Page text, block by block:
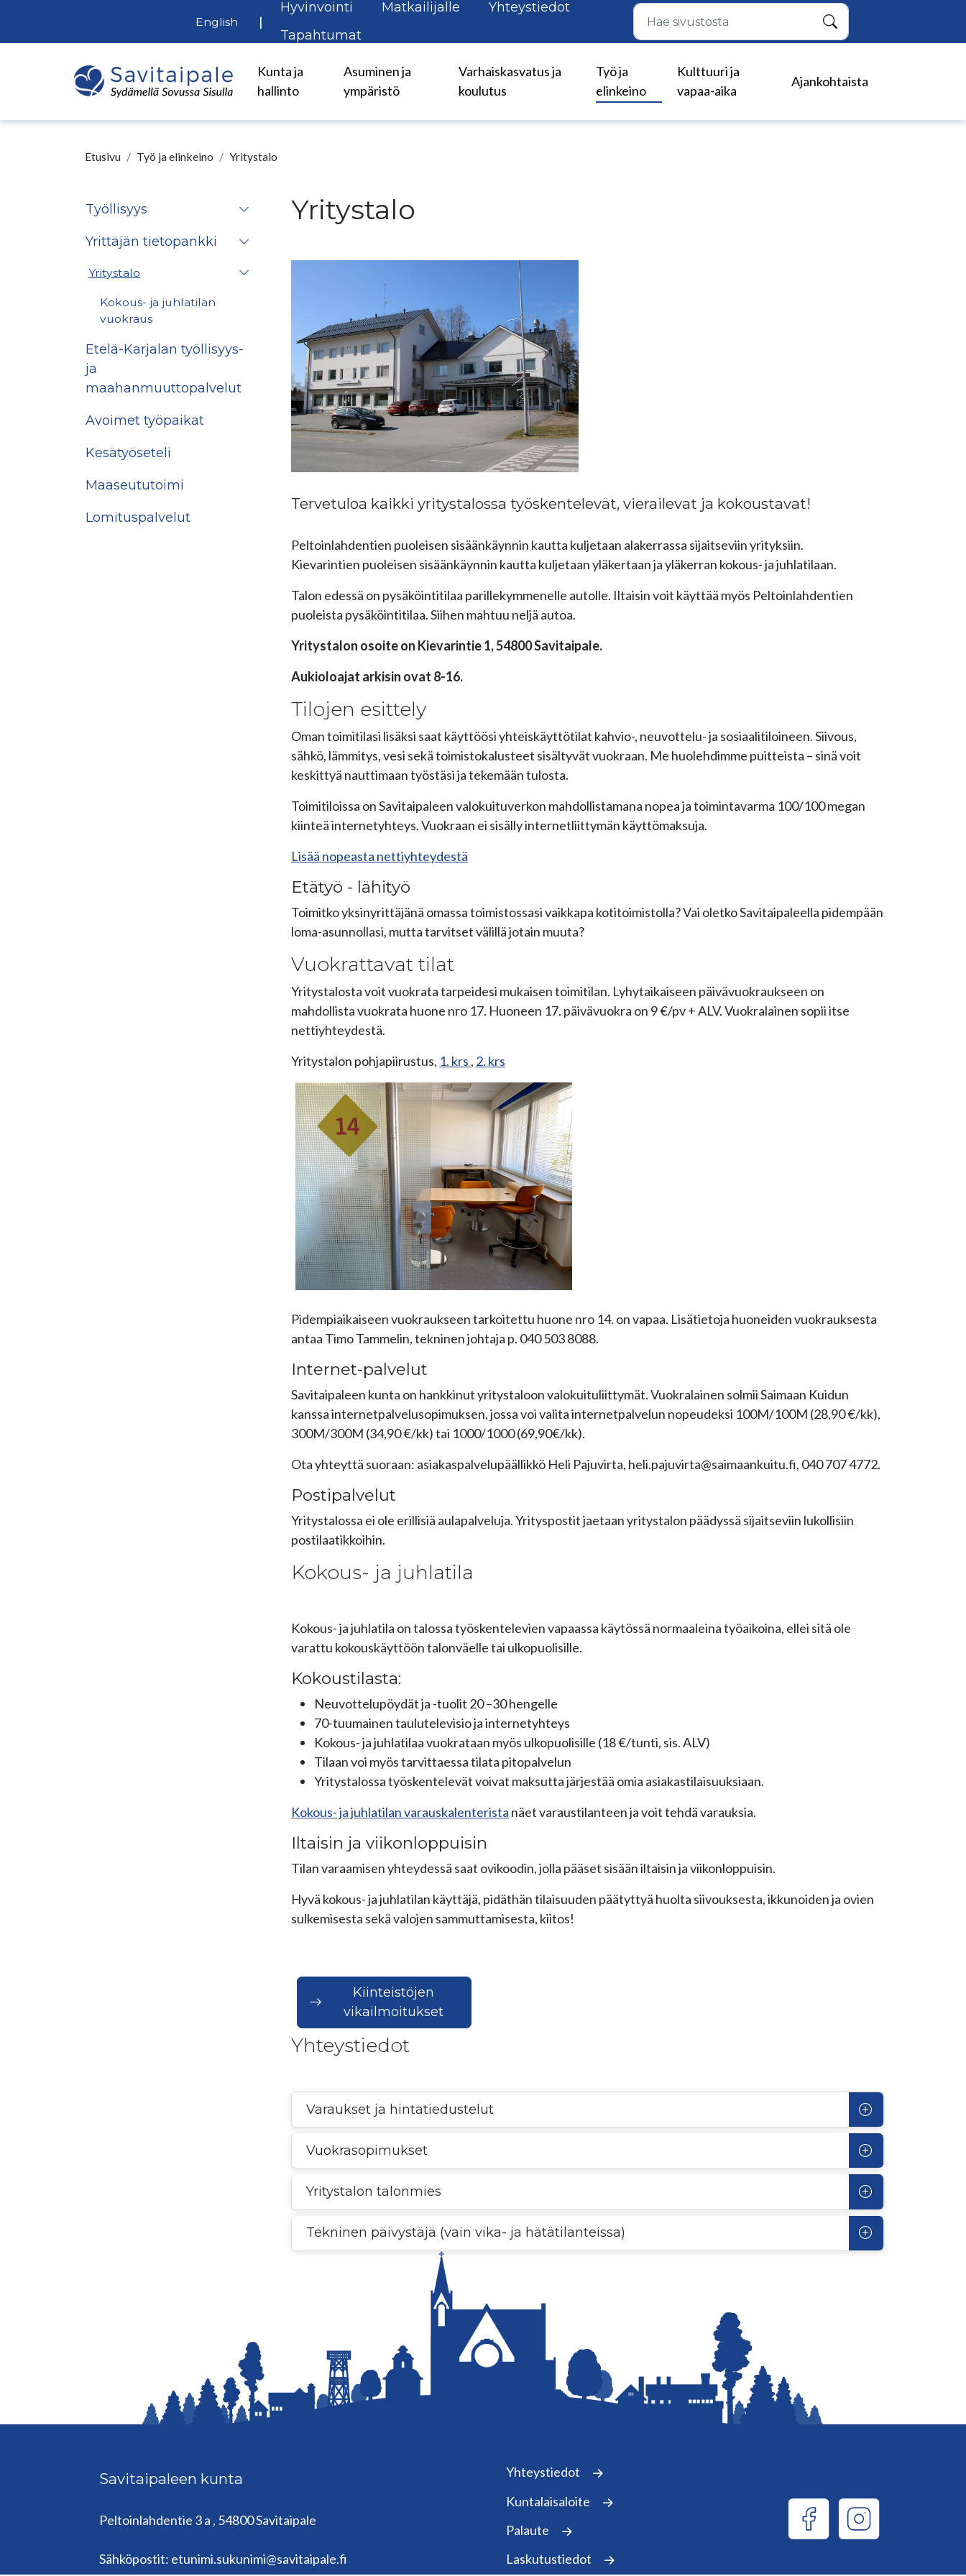
English |
Hyvinvointi Matkailijalle
Yhteystiedot
Tapahtumat
Hae
Kunta ja
hallinto
Asuminen ja
ympäristö
Varhaiskasvatus ja
koulutus
Työ ja
elinkeino
Kulttuuri ja
vapaa-aika
Ajankohtaista
Etusivu Työ ja elinkeino Yritystalo
Työllisyys
Yrittäjän tietopankki
Yritystalo
Kokous- ja juhlatilan
vuokraus
Etelä-Karjalan työllisyys-
ja
maahanmuuttopalvelut
Avoimet työpaikat
Kesätyöseteli
Maaseututoimi
Lomituspalvelut
Yritystalo
Tervetuloa kaikki yritystalossa työskentelevät, vierailevat ja kokoustavat!
Peltoinlahdentien puoleisen sisäänkäynnin kautta kuljetaan alakerrassa sijaitseviin yrityksiin.
Kievarintien puoleisen sisäänkäynnin kautta kuljetaan yläkertaan ja yläkerran kokous- ja juhlatilaan.
Talon edessä on pysäköintitilaa parillekymmenelle autolle. Iltaisin voit käyttää myös Peltoinlahdentien
puoleista pysäköintitilaa. Siihen mahtuu neljä autoa.
Yritystalon osoite on Kievarintie 1, 54800 Savitaipale.
Aukioloajat arkisin ovat 8-16.
Tilojen esittely
Oman toimitilasi lisäksi saat käyttöösi yhteiskäyttötilat kahvio-, neuvottelu- ja sosiaalitiloineen. Siivous,
sähkö, lämmitys, vesi sekä toimistokalusteet sisältyvät vuokraan. Me huolehdimme puitteista – sinä voit
keskittyä nauttimaan työstäsi ja tekemään tulosta.
Toimitiloissa on Savitaipaleen valokuituverkon mahdollistamana nopea ja toimintavarma 100/100 megan
kiinteä internetyhteys. Vuokraan ei sisälly internetliittymän käyttömaksuja.
Lisää nopeasta nettiyhteydestä
Etätyö - lähityö
Toimitko yksinyrittäjänä omassa toimistossasi vaikkapa kotitoimistolla? Vai oletko Savitaipaleella pidempään
loma-asunnollasi, mutta tarvitset välillä jotain muuta?
Vuokrattavat tilat
Yritystalosta voit vuokrata tarpeidesi mukaisen toimitilan. Lyhytaikaiseen päivävuokraukseen on
mahdollista vuokrata huone nro 17. Huoneen 17. päivävuokra on 9 €/pv + ALV. Vuokralainen sopii itse
nettiyhteydestä.
Yritystalon pohjapiirustus, 1. krs , 2. krs
Pidempiaikaiseen vuokraukseen tarkoitettu huone nro 14. on vapaa. Lisätietoja huoneiden vuokrauksesta
antaa Timo Tammelin, tekninen johtaja p. 040 503 8088.
Internet-palvelut
Savitaipaleen kunta on hankkinut yritystaloon valokuituliittymät. Vuokralainen solmii Saimaan Kuidun
kanssa internetpalvelusopimuksen, jossa voi valita internetpalvelun nopeudeksi 100M/100M (28,90 €/kk),
300M/300M (34,90 €/kk) tai 1000/1000 (69,90€/kk).
Ota yhteyttä suoraan: asiakaspalvelupäällikkö Heli Pajuvirta, heli.pajuvirta@saimaankuitu.fi, 040 707 4772.
Postipalvelut
Yritystalossa ei ole erillisiä aulapalveluja. Yrityspostit jaetaan yritystalon päädyssä sijaitseviin lukollisiin
postilaatikkoihin.
Kokous- ja juhlatila
Kokous- ja juhlatila on talossa työskentelevien vapaassa käytössä normaaleina työaikoina, ellei sitä ole
varattu kokouskäyttöön talonväelle tai ulkopuolisille.
Kokoustilasta:
Neuvottelupöydät ja -tuolit 20 –30 hengelle
70-tuumainen taulutelevisio ja internetyhteys
Kokous- ja juhlatilaa vuokrataan myös ulkopuolisille (18 €/tunti, sis. ALV)
Tilaan voi myös tarvittaessa tilata pitopalvelun
Yritystalossa työskentelevät voivat maksutta järjestää omia asiakastilaisuuksiaan.
Kokous- ja juhlatilan varauskalenterista näet varaustilanteen ja voit tehdä varauksia.
Iltaisin ja viikonloppuisin
Tilan varaamisen yhteydessä saat ovikoodin, jolla pääset sisään iltaisin ja viikonloppuisin.
Hyvä kokous- ja juhlatilan käyttäjä, pidäthän tilaisuuden päätyttyä huolta siivouksesta, ikkunoiden ja ovien
sulkemisesta sekä valojen sammuttamisesta, kiitos!
Kiinteistöjen
vikailmoitukset
Yhteystiedot
Varaukset ja hintatiedustelut
Vuokrasopimukset
Yritystalon talonmies
Tekninen päivystäjä (vain vika- ja hätätilanteissa)
Savitaipaleen kunta
Peltoinlahdentie 3 a , 54800 Savitaipale
Sähköpostit: etunimi.sukunimi@savitaipale.fi
Yhteystiedot
Kuntalaisaloite
Palaute
Laskutustiedot